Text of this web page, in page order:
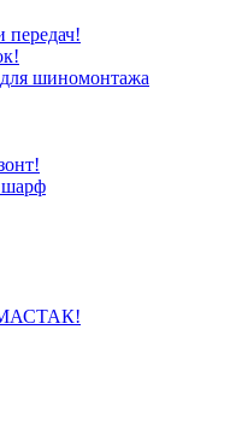
передач!
шиномонтажа
шарф
МАСТАК!